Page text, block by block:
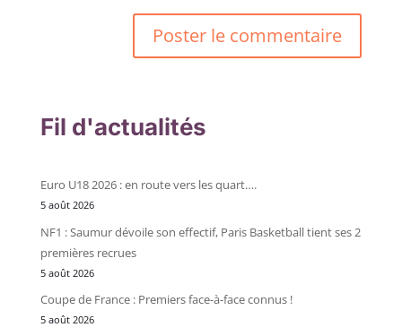
Fil d'actualités
Euro U18 2026 : en route vers les quart….
5 août 2026
NF1 : Saumur dévoile son effectif, Paris Basketball tient ses 2
premières recrues
5 août 2026
Coupe de France : Premiers face-à-face connus !
5 août 2026